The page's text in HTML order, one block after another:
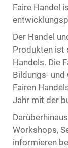
Faire Handel
Der Handel
Produkten ist
Handels. Die
Bildungs-
Fairen
Jahr mit der
Workshops,
informieren